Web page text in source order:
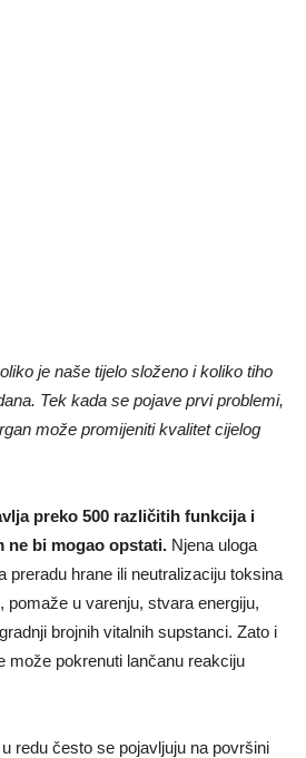
je naše tijelo složeno i koliko tiho
Tek kada se pojave prvi problemi,
može promijeniti kvalitet cijelog
preko 500 različitih funkcija i
ne bi mogao opstati. Njena uloga
preradu hrane ili neutralizaciju toksina
pomaže u varenju, stvara energiju,
brojnih vitalnih supstanci. Zato i
može pokrenuti lančanu reakciju
redu često se pojavljuju na površini